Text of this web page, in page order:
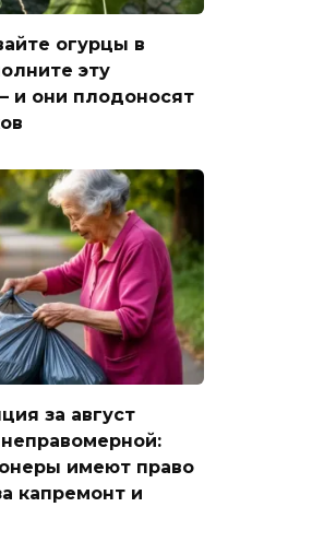
огурцы в
эту
и они плодоносят
за август
имеют право
капремонт и